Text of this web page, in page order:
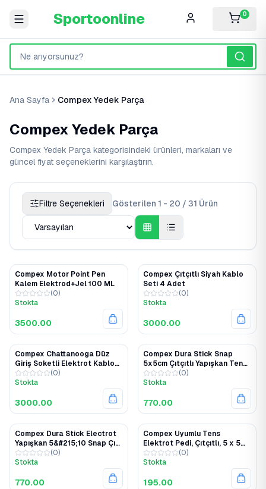
Sportoonline 0
Ana Sayfa Compex Yedek Parça
Compex Yedek Parça
Compex Yedek Parça kategorisindeki ürünleri, markaları ve
güncel fiyat seçeneklerini karşılaştırın.
Filtre Seçenekleri Gösterilen 1 - 20 / 31 Ürün
Compex Motor Point Pen
Kalem Elektrod+Jel 100 ML
(0)
Stokta
3500.00
Compex Çıtçıtlı Siyah Kablo
Seti 4 Adet
(0)
Stokta
3000.00
Compex Chattanooga Düz
Giriş Soketli Elektrot Kablo
Seti
(0)
Stokta
3000.00
Compex Dura Stick Snap
5x5cm Çıtçıtlı Yapışkan Tens
Elektrot Pedi
(0)
Stokta
770.00
Compex Dura Stick Electrot
Yapışkan 5&#215;10 Snap Çıt
Çıtlı Ped (0)
Stokta
770.00
Compex Uyumlu Tens
Elektrot Pedi, Çıtçıtlı, 5 x 5
cm, Pakette 4 Adet Kaliteli
Yapışkanlı
(0)
Stokta
195.00